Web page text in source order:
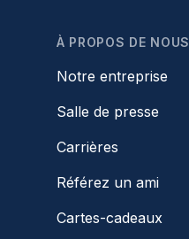
À PROPOS DE NOUS
Notre entreprise
Salle de presse
Carrières
Référez un ami
Cartes-cadeaux